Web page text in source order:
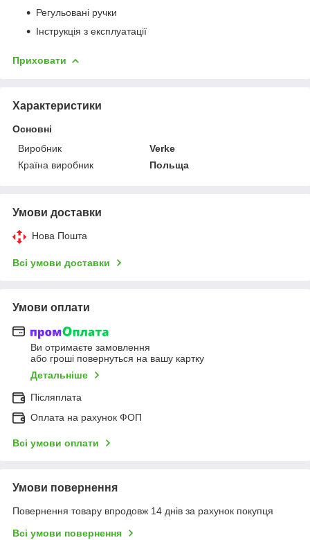
Регульовані ручки
Інструкція з експлуатації
Приховати
Характеристики
Основні
Виробник
Verke
Країна виробник
Польща
Умови доставки
Нова Пошта
Всі умови доставки
Умови оплати
Ви отримаєте замовлення
або гроші повернуться на вашу картку
Детальніше
Післяплата
Оплата на рахунок ФОП
Всі умови оплати
Умови повернення
Повернення товару впродовж 14 днів за рахунок покупця
Всі умови повернення